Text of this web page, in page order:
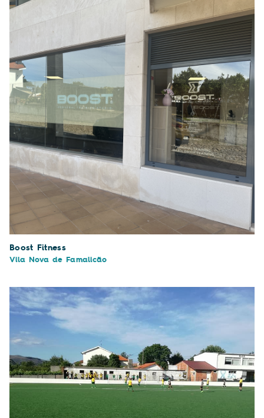
Boost Fitness
Vila Nova de Famalicão